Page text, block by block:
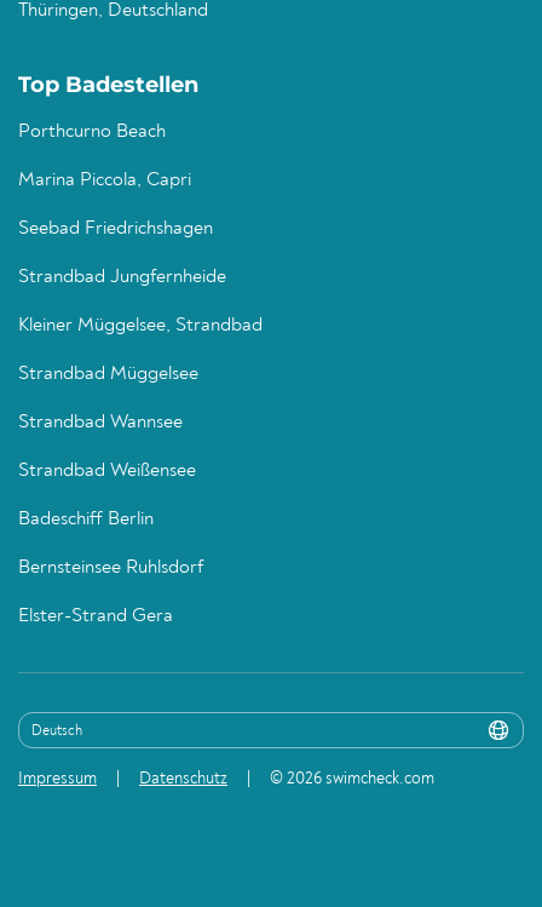
Thüringen, Deutschland
Top Badestellen
Porthcurno Beach
Marina Piccola, Capri
Seebad Friedrichshagen
Strandbad Jungfernheide
Kleiner Müggelsee, Strandbad
Strandbad Müggelsee
Strandbad Wannsee
Strandbad Weißensee
Badeschiff Berlin
Bernsteinsee Ruhlsdorf
Elster-Strand Gera
Impressum Datenschutz © 2026 swimcheck.com